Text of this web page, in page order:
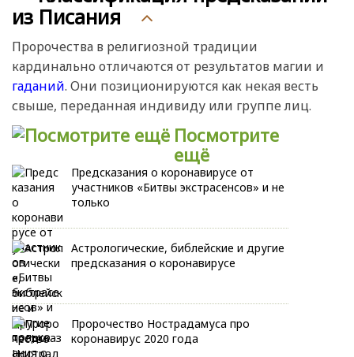
из Писания
Пророчества в религиозной традиции
кардинально отличаются от результатов магии и
гаданий. Они позиционируются как некая весть
свыше, переданная индивиду или группе лиц.
Посмотрите
ещё
Предсказания о коронавирусе от
участников «Битвы экстрасенсов» и не
только
Астрологические, библейские и другие
предсказания о коронавирусе
Пророчество Нострадамуса про
коронавирус 2020 года